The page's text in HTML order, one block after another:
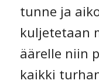
tunne ja
kuljetetaan
äärelle niin
kaikki